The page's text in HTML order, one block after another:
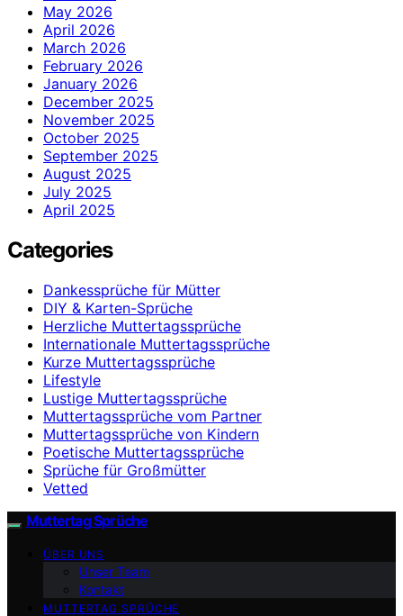
May 2026
April 2026
March 2026
February 2026
January 2026
December 2025
November 2025
October 2025
September 2025
August 2025
July 2025
April 2025
Categories
Dankessprüche für Mütter
DIY & Karten-Sprüche
Herzliche Muttertagssprüche
Internationale Muttertagssprüche
Kurze Muttertagssprüche
Lifestyle
Lustige Muttertagssprüche
Muttertagssprüche vom Partner
Muttertagssprüche von Kindern
Poetische Muttertagssprüche
Sprüche für Großmütter
Vetted
Muttertag Sprüche
ÜBER UNS
Unser Team
Kontakt
MUTTERTAG SPRÜCHE